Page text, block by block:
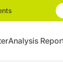
Analysis